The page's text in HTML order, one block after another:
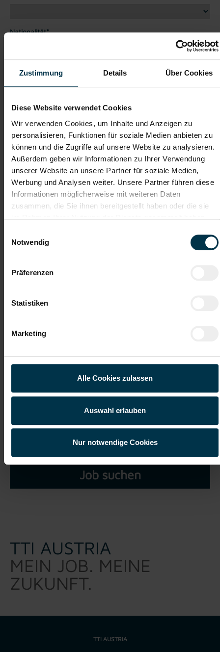
Zustimmung Details Über Cookies
Diese Website verwendet Cookies
Wir verwenden Cookies, um Inhalte und Anzeigen zu
personalisieren, Funktionen für soziale Medien anbieten zu
können und die Zugriffe auf unsere Website zu analysieren.
Außerdem geben wir Informationen zu Ihrer Verwendung
unserer Website an unsere Partner für soziale Medien,
Werbung und Analysen weiter. Unsere Partner führen diese
Informationen möglicherweise mit weiteren Daten
zusammen, die Sie ihnen bereitgestellt haben oder die sie
Notwendig
Präferenzen
Statistiken
Marketing
Alle Cookies zulassen
Auswahl erlauben
Nur notwendige Cookies
Nationalität*
Dateianhänge (max. 30MB gesamt - Bilder, Word oder PDF)
Lebenslauf
Bewerbungsschreiben
Empfehlungschreiben / Zeugnisse
Ich habe dieDatenschutzerklärunggelesen und verstanden
und willige ein, dass meine personenbezogenen Daten im
Rahmen meiner Initiativbewerbung für die Dauer von drei
Jahren verarbeitet werden dürfen.*
Job suchen
TTI AUSTRIA
MEIN JOB. MEINE
ZUKUNFT.
TTI AUSTRIA